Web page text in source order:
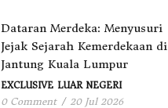
Dataran Merdeka: Menyusuri
Jejak Sejarah Kemerdekaan di
Jantung Kuala Lumpur
EXCLUSIVE LUAR NEGERI
0 Comment / 20 Jul 2026